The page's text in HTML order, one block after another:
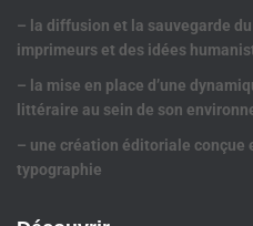
– la diffusion et la sauvegarde
imprimeurs et des idées
– la mise en place d’une
littéraire au sein de son
– une création éditoriale conçue
typographie